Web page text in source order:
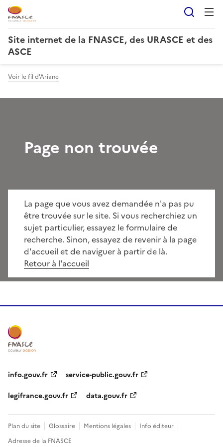
Site internet de la FNASCE, des URASCE et des
ASCE
Voir le fil d'Ariane
Page non trouvée
La page que vous avez demandée n'a pas pu
être trouvée sur le site. Si vous recherchiez un
sujet particulier, essayez le formulaire de
recherche. Sinon, essayez de revenir à la page
d'accueil et de naviguer à partir de là.
Retour à l'accueil
info.gouv.fr
service-public.gouv.fr
legifrance.gouv.fr
data.gouv.fr
Plan du site Glossaire Mentions légales
Info éditeur
Adresse de la FNASCE